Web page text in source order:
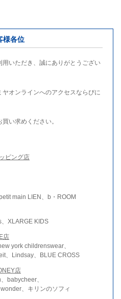
様各位
いただき、誠にありがとうござい
オンラインへのアクセスならびに
い求めください。
ピング店
main LIEN、b・ROOM
XLARGE KIDS
店
york childrenswear、
、Lindsay、BLUE CROSS
店
babycheer、
、キリンのソフィ